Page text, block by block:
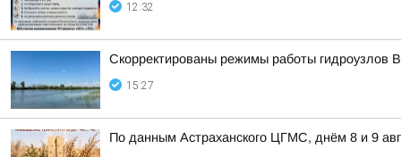
12:32
Скорректированы режимы работы гидроузлов
15:27
По данным Астраханского ЦГМС, днём 8 и 9